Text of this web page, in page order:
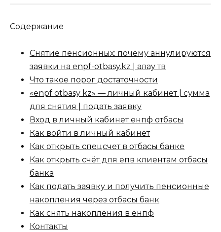
Содержание
Снятие пенсионных: почему аннулируются
заявки на enpf-otbasy.kz | алау тв
Что такое порог достаточности
«enpf otbasy kz» — личный кабинет | сумма
для снятия | подать заявку
Вход в личный кабинет енпф отбасы
Как войти в личный кабинет
Как открыть спецсчет в отбасы банке
Как открыть счёт для епв клиентам отбасы
банка
Как подать заявку и получить пенсионные
накопления через отбасы банк
Как снять накопления в енпф
Контакты